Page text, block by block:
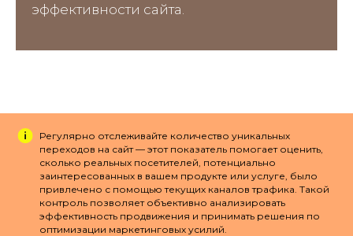
эффективности сайта.
Регулярно отслеживайте количество уникальных
переходов на сайт — этот показатель помогает оценить,
сколько реальных посетителей, потенциально
заинтересованных в вашем продукте или услуге, было
привлечено с помощью текущих каналов трафика. Такой
контроль позволяет объективно анализировать
эффективность продвижения и принимать решения по
оптимизации маркетинговых усилий.